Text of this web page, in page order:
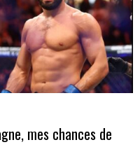
mes chances de